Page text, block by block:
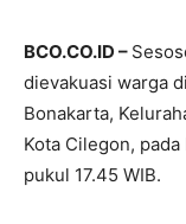
BCO.CO.ID –
dievakuasi warga
Bonakarta,
Kota Cilegon,
pukul 17.45 WIB.